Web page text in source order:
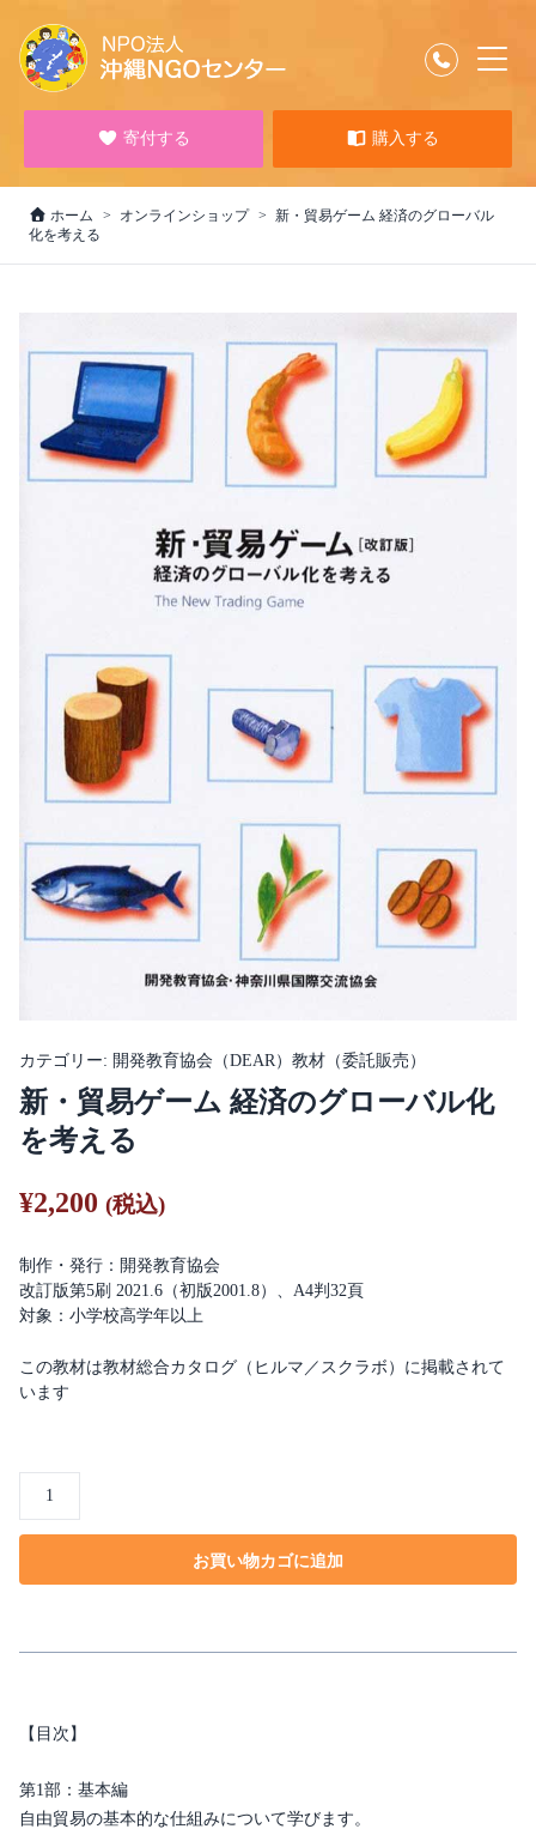
寄付する 購入する
ホーム オンラインショップ
新・貿易ゲーム 経済のグローバル
化を考える
カテゴリー: 開発教育協会（DEAR）教材（委託販売）
新・貿易ゲーム 経済のグローバル化
を考える
¥2,200 (税込)
制作・発行：開発教育協会
改訂版第5刷 2021.6（初版2001.8）、A4判32頁
対象：小学校高学年以上
この教材は教材総合カタログ（ヒルマ／スクラボ）に掲載されて
います
易
ー
グ
ロ
バ
お買い物カゴに追加
【目次】
第1部：基本編
自由貿易の基本的な仕組みについて学びます。